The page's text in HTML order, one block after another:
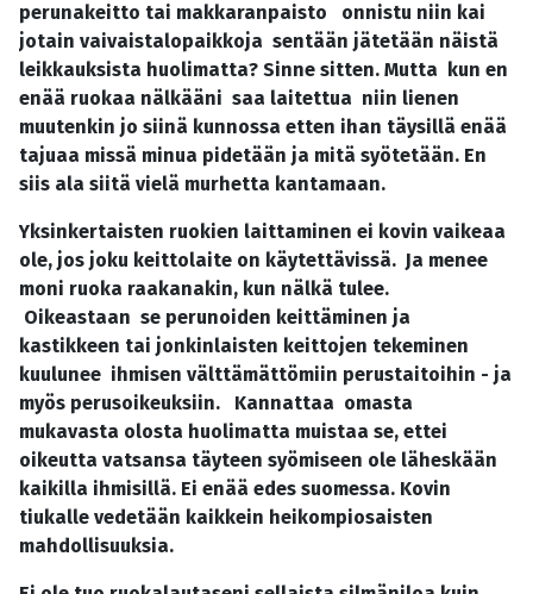
perunakeitto tai makkaranpaisto onnistu niin kai
jotain vaivaistalopaikkoja sentään jätetään näistä
leikkauksista huolimatta? Sinne sitten. Mutta kun en
enää ruokaa nälkääni saa laitettua niin lienen
muutenkin jo siinä kunnossa etten ihan täysillä enää
tajuaa missä minua pidetään ja mitä syötetään. En
siis ala siitä vielä murhetta kantamaan.
Yksinkertaisten ruokien laittaminen ei kovin vaikeaa
ole, jos joku keittolaite on käytettävissä. Ja menee
moni ruoka raakanakin, kun nälkä tulee.
Oikeastaan se perunoiden keittäminen ja
kastikkeen tai jonkinlaisten keittojen tekeminen
kuulunee ihmisen välttämättömiin perustaitoihin - ja
myös perusoikeuksiin. Kannattaa omasta
mukavasta olosta huolimatta muistaa se, ettei
oikeutta vatsansa täyteen syömiseen ole läheskään
kaikilla ihmisillä. Ei enää edes suomessa. Kovin
tiukalle vedetään kaikkein heikompiosaisten
mahdollisuuksia.